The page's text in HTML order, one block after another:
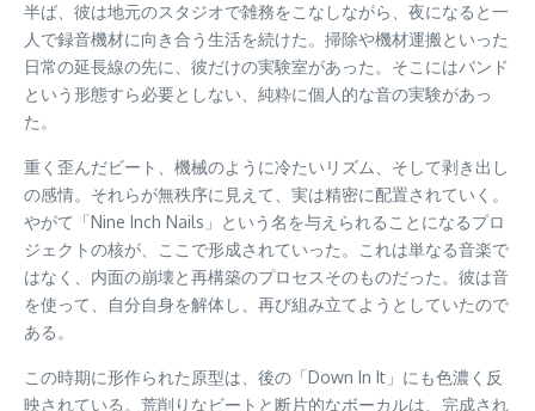
半ば、彼は地元のスタジオで雑務をこなしながら、夜になると一
人で録音機材に向き合う生活を続けた。掃除や機材運搬といった
日常の延長線の先に、彼だけの実験室があった。そこにはバンド
という形態すら必要としない、純粋に個人的な音の実験があっ
た。
重く歪んだビート、機械のように冷たいリズム、そして剥き出し
の感情。それらが無秩序に見えて、実は精密に配置されていく。
やがて「Nine Inch Nails」という名を与えられることになるプロ
ジェクトの核が、ここで形成されていった。これは単なる音楽で
はなく、内面の崩壊と再構築のプロセスそのものだった。彼は音
を使って、自分自身を解体し、再び組み立てようとしていたので
ある。
この時期に形作られた原型は、後の「Down In It」にも色濃く反
映されている。荒削りなビートと断片的なボーカルは、完成され